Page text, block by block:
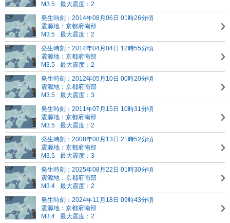
M3.5
最大震度：2
発生時刻：2014年08月06日 01時26分頃
震源地：京都府南部
M3.5
最大震度：2
発生時刻：2014年04月04日 12時55分頃
震源地：京都府南部
M3.5
最大震度：2
発生時刻：2012年05月10日 00時20分頃
震源地：京都府南部
M3.5
最大震度：3
発生時刻：2011年07月15日 10時31分頃
震源地：京都府南部
M3.5
最大震度：2
発生時刻：2008年08月13日 21時52分頃
震源地：京都府南部
M3.5
最大震度：3
発生時刻：2025年08月22日 01時30分頃
震源地：京都府南部
M3.4
最大震度：2
発生時刻：2024年11月18日 09時43分頃
震源地：京都府南部
M3.4
最大震度：2